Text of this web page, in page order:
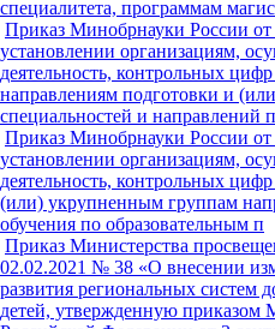
специалитета, программам
Приказ Минобрнауки России
установлении организациям,
деятельность, контрольных
направлениям подготовки и
специальностей и направлений п
Приказ Минобрнауки России
установлении организациям,
деятельность, контрольных
(или) укрупненным группам
обучения по образовательным п
Приказ Министерства
02.02.2021 № 38 «О внесении
развития региональных систем
детей, утвержденную приказом